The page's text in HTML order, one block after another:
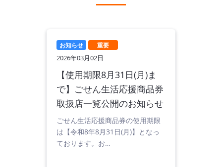
お知らせ 重要
2026年03月02日
【使用期限8月31日(月)ま
で】ごせん生活応援商品券
取扱店一覧公開のお知らせ
ごせん生活応援商品券の使用期限
は【令和8年8月31日(月)】となっ
ております。お…